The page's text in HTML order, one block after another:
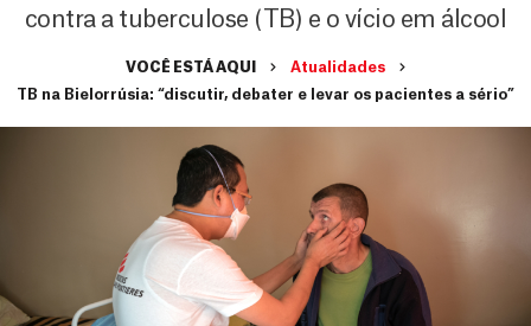
contra a tuberculose (TB) e o vício em álcool
VOCÊ ESTÁ AQUI
Atualidades
TB na Bielorrúsia: “discutir, debater e levar os pacientes a sério”